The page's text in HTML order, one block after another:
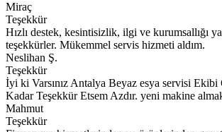
Miraç
Teşekkür
Hızlı destek, kesintisizlik, ilgi ve kurumsallığı
teşekkürler. Mükemmel servis hizmeti aldım.
Neslihan Ş.
Teşekkür
İyi ki Varsınız Antalya Beyaz esya servisi Ekibi
Kadar Teşekkür Etsem Azdır. yeni makine
Mahmut
Teşekkür